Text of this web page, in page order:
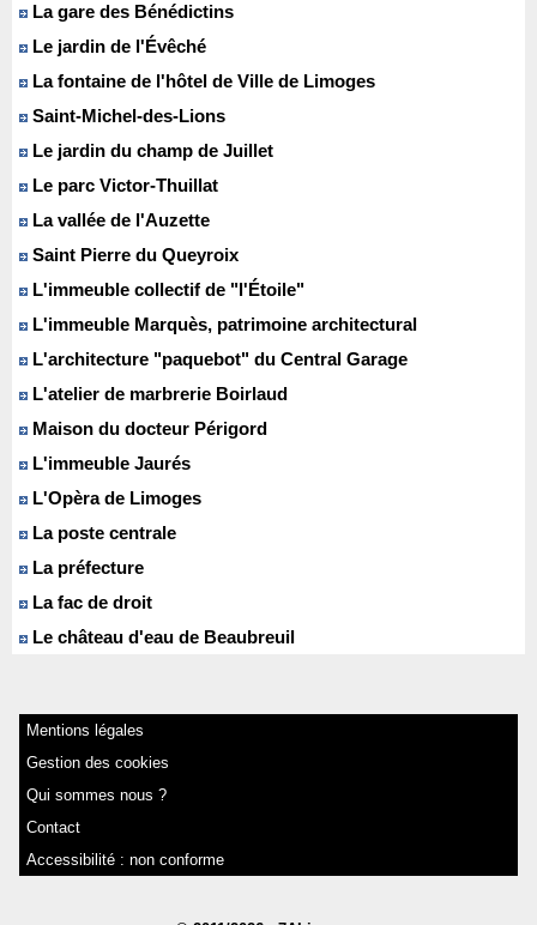
La gare des Bénédictins
Le jardin de l'Évêché
La fontaine de l'hôtel de Ville de Limoges
Saint-Michel-des-Lions
Le jardin du champ de Juillet
Le parc Victor-Thuillat
La vallée de l'Auzette
Saint Pierre du Queyroix
L'immeuble collectif de "l'Étoile"
L'immeuble Marquès, patrimoine architectural
L'architecture "paquebot" du Central Garage
L'atelier de marbrerie Boirlaud
Maison du docteur Périgord
L'immeuble Jaurés
L'Opèra de Limoges
La poste centrale
La préfecture
La fac de droit
Le château d'eau de Beaubreuil
Mentions légales
Gestion des cookies
Qui sommes nous ?
Contact
Accessibilité : non conforme